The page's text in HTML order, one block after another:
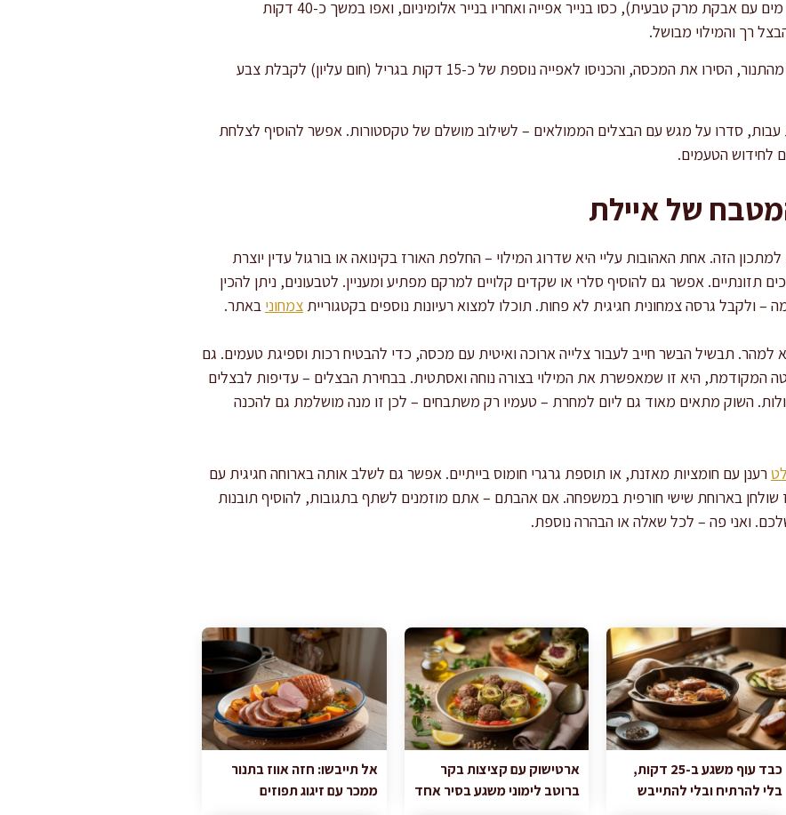
שפכו מעליהם את הציר החם (או מים עם אבקת מרק טבעית), כסו בנייר אפייה ואחריו בנייר אלומיניום, ואפו במשך כ-40 דקות
לקראת הסיום, הוציאו את הבשר מהתנור, הסירו את המכסה, והכניסו לאפייה נוספת של כ-15 דקות בגריל (חום עליון) לקבלת צבע
סדרו על מגש עם הבצלים הממולאים – לשילוב מושלם של טקסטורות. אפשר להוסיף לצלחת
לחידוש הטעמים.
של איילת
הזה. אחת האהובות עליי היא שדרוג המילוי – החלפת האורז בקינואה או בורגול עדין יוצרת
תזונתיים. אפשר גם להוסיף סלרי או שקדים קלויים למרקם מפתיע ומעניין. לטבעונים, ניתן להכין
– ולקבל גרסה צמחונית חגיגית לא פחות. תוכלו למצוא רעיונות נוספים בקטגוריית צמחוני באתר.
למהר. תבשיל הבשר חייב לעבור צלייה ארוכה ואיטית עם מכסה, כדי להבטיח רכות וספיגת טעמים. גם
המקודמת, היא זו שמאפשרת את המילוי בצורה נוחה ואסתטית. בבחירת הבצלים – עדיפות לבצלים
השוק מתאים מאוד גם ליום למחרת – טעמיו רק משתבחים – לכן זו מנה מושלמת גם להכנה
רענן עם חומציות מאזנת, או תוספת גרגרי חומוס בייתיים. אפשר גם לשלב אותה בארוחה חגיגית עם
שולחן בארוחת שישי חורפית במשפחה. אם אהבתם – אתם מוזמנים לשתף בתגובות, להוסיף תובנות
ואני פה – לכל שאלה או הבהרה נוספת.
כבד עוף משגע ב-25 דקות,
בלי להרתיח ובלי להתייבש
ארטישוק עם קציצות בקר
ברוטב לימוני משגע בסיר אחד
אל תייבשו: חזה אווז בתנור
ממכר עם זיגוג תפוזים